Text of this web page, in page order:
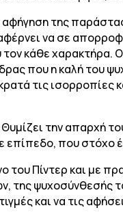
της
να σε
κάθε χαρακτήρα.
που η καλή του
τις
την απαρχή
επίπεδο, που στόχο
Πίντερ και με
ψυχοσύνθεσής
και να τις